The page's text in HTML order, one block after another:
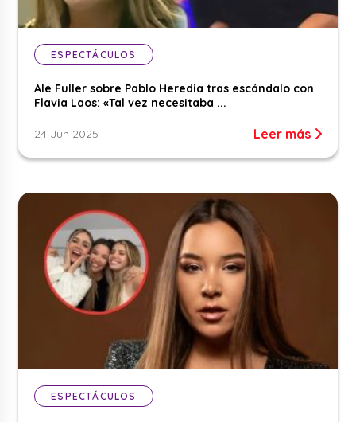
ESPECTÁCULOS
Ale Fuller sobre Pablo Heredia tras escándalo con
Flavia Laos: «Tal vez necesitaba ...
24 Jun 2025 Leer más
ESPECTÁCULOS